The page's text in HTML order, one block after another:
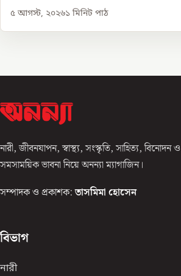
৫ আগস্ট, ২০২৬১ মিনিট পাঠ
নারী, জীবনযাপন, স্বাস্থ্য, সংস্কৃতি, সাহিত্য, বিনোদন ও
সমসাময়িক ভাবনা নিয়ে অনন্যা ম্যাগাজিন।
সম্পাদক ও প্রকাশক: তাসমিমা হোসেন
বিভাগ
নারী